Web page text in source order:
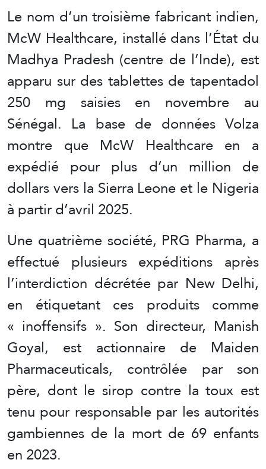
Le nom d’un troisième fabricant indien,
McW Healthcare, installé dans l’État du
Madhya Pradesh (centre de l’Inde), est
apparu sur des tablettes de tapentadol
250 mg saisies en novembre au
Sénégal. La base de données Volza
montre que McW Healthcare en a
expédié pour plus d’un million de
dollars vers la Sierra Leone et le Nigeria
à partir d’avril 2025.
Une quatrième société, PRG Pharma, a
effectué plusieurs expéditions après
l’interdiction décrétée par New Delhi,
en étiquetant ces produits comme
« inoffensifs ». Son directeur, Manish
Goyal, est actionnaire de Maiden
Pharmaceuticals, contrôlée par son
père, dont le sirop contre la toux est
tenu pour responsable par les autorités
gambiennes de la mort de 69 enfants
en 2023.